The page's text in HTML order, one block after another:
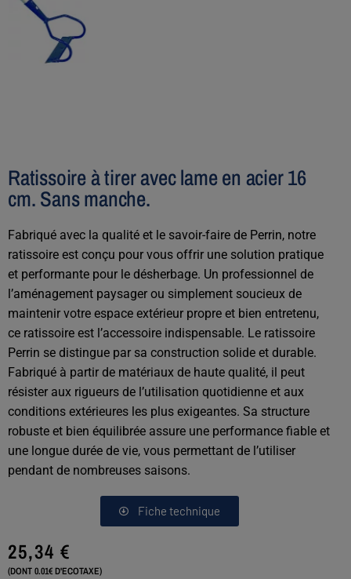
Ratissoire à tirer avec lame en acier 16
cm. Sans manche.
Fabriqué avec la qualité et le savoir-faire de Perrin, notre
ratissoire est conçu pour vous offrir une solution pratique
et performante pour le désherbage. Un professionnel de
l’aménagement paysager ou simplement soucieux de
maintenir votre espace extérieur propre et bien entretenu,
ce ratissoire est l’accessoire indispensable. Le ratissoire
Perrin se distingue par sa construction solide et durable.
Fabriqué à partir de matériaux de haute qualité, il peut
résister aux rigueurs de l’utilisation quotidienne et aux
conditions extérieures les plus exigeantes. Sa structure
robuste et bien équilibrée assure une performance fiable et
une longue durée de vie, vous permettant de l’utiliser
pendant de nombreuses saisons.
Fiche technique
25,34€
(DONT 0.01€ D'ECOTAXE)